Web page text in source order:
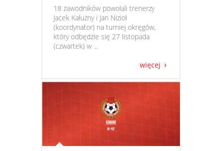
​ 18 zawodników powołali trenerzy
Jacek Kałużny i Jan Nizioł
(koordynator) na turniej okręgów,
który odbędzie się 27 listopada
(czwartek) w ...
więcej